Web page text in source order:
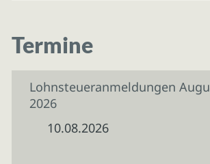
Termine
Lohnsteueranmeldungen
2026
10.08.2026